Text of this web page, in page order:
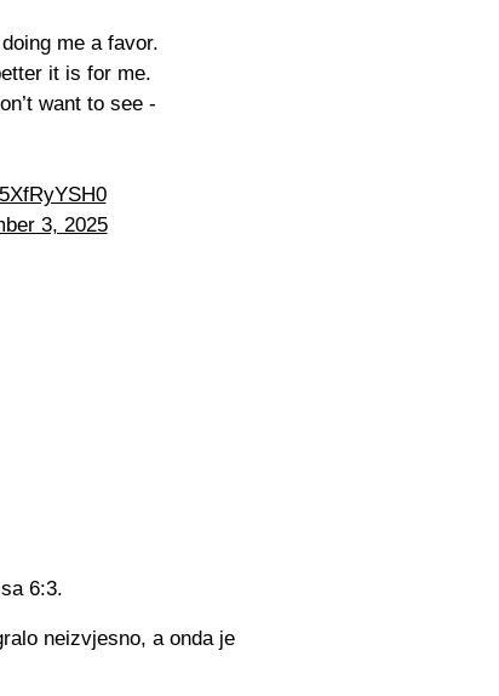
me a favor.
it is for me.
want to see -
3, 2025
6:3.
neizvjesno, a onda je